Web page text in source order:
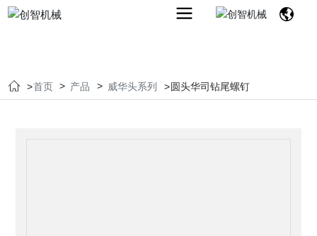
首页 产品 威华头系列 圆头华司钻尾螺钉